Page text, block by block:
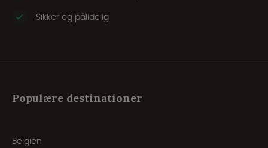
Sikker og pålidelig
Populære destinationer
Belgien